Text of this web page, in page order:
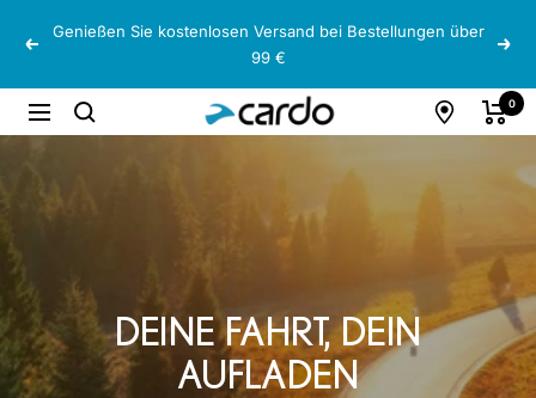
zumZurück
Genießen Sie kostenlosen Versand bei Bestellungen über
99 €
Navigation
Cardo
Systems
0
DEINE FAHRT, DEIN
AUFLADEN